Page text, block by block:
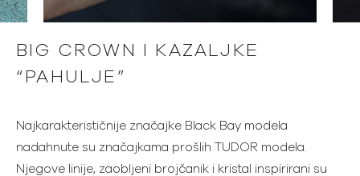
BIG CROWN I KAZALJKE
“PAHULJE”
Najkarakterističnije značajke Black Bay modela
nadahnute su značajkama prošlih TUDOR modela.
Njegove linije, zaobljeni brojčanik i kristal inspirirani su